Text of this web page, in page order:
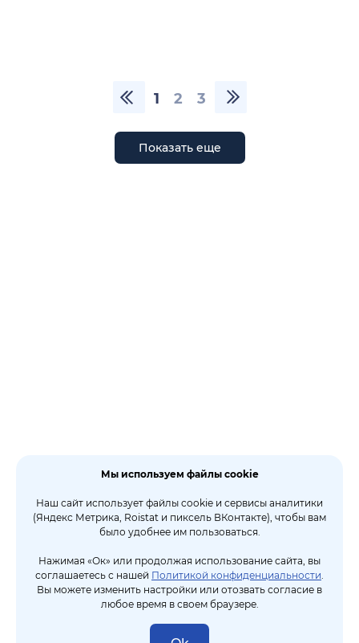
1 2 3
Показать еще
Мы используем файлы cookie
Наш сайт использует файлы cookie и сервисы аналитики
(Яндекс Метрика, Roistat и пиксель ВКонтакте), чтобы вам
было удобнее им пользоваться.
Нажимая «Ок» или продолжая использование сайта, вы
соглашаетесь с нашей Политикой конфиденциальности.
Вы можете изменить настройки или отозвать согласие в
любое время в своем браузере.